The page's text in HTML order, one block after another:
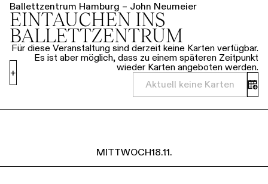
Ballettzentrum Hamburg – John Neumeier
EINTAUCHEN INS
BALLETTZENTRUM
Für diese Veranstaltung sind derzeit keine Karten verfügbar.
Es ist aber möglich, dass zu einem späteren Zeitpunkt
wieder Karten angeboten werden.
Aktuell keine Karten
+
MITTWOCH18.11.